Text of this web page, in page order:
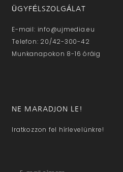
ÜGYFÉLSZOLGÁLAT
E-mail: info@ujmedia.eu
Telefon: 20/42-300-42
Munkanapokon 8-16 óráig
NE MARADJON LE!
Iratkozzon fel hírlevelünkre!